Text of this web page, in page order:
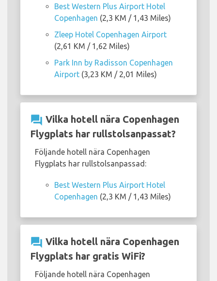
Best Western Plus Airport Hotel
Copenhagen (2,3 KM / 1,43 Miles)
Zleep Hotel Copenhagen Airport
(2,61 KM / 1,62 Miles)
Park Inn by Radisson Copenhagen
Airport (3,23 KM / 2,01 Miles)
question_answer Vilka hotell nära Copenhagen
Flygplats har rullstolsanpassat?
Följande hotell nära Copenhagen
Flygplats har rullstolsanpassad:
Best Western Plus Airport Hotel
Copenhagen (2,3 KM / 1,43 Miles)
question_answer Vilka hotell nära Copenhagen
Flygplats har gratis WiFi?
Följande hotell nära Copenhagen